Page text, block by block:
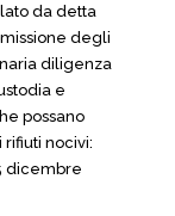
da detta
degli
diligenza
e
possano
nocivi:
dicembre